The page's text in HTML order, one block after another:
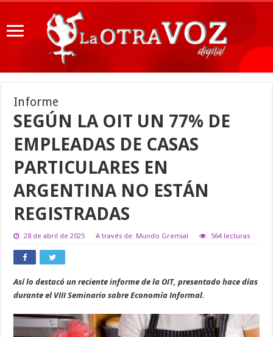
Informe
SEGÚN LA OIT UN 77% DE
EMPLEADAS DE CASAS
PARTICULARES EN
ARGENTINA NO ESTÁN
REGISTRADAS
28 de abril de 2025 A través de: Mundo Gremial 564 lecturas
Así lo destacó un reciente informe de la OIT, presentado hace días
durante el VIII Seminario sobre Economía Informal.